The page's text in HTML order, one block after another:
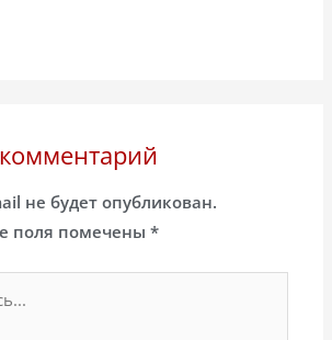
не будет опубликован.
поля помечены*